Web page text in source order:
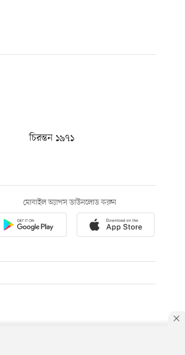
চিরন্তন ১৯৭১
মোবাইল অ্যাপস ডাউনলোড করুন